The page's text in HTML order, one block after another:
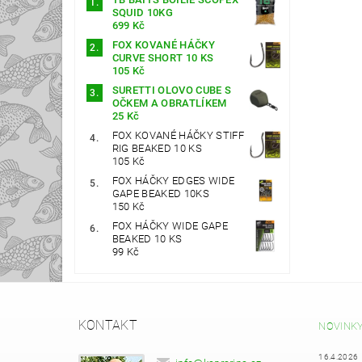
SQUID 10KG
699 Kč
FOX KOVANÉ HÁČKY
CURVE SHORT 10 KS
105 Kč
SURETTI OLOVO CUBE S
OČKEM A OBRATLÍKEM
25 Kč
FOX KOVANÉ HÁČKY STIFF
RIG BEAKED 10 KS
105 Kč
FOX HÁČKY EDGES WIDE
GAPE BEAKED 10KS
150 Kč
FOX HÁČKY WIDE GAPE
BEAKED 10 KS
99 Kč
KONTAKT
16.4.2026